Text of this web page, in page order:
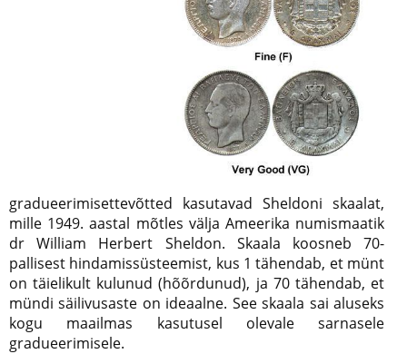
gradueerimisettevõtted kasutavad Sheldoni skaalat,
mille 1949. aastal mõtles välja Ameerika numismaatik
dr William Herbert Sheldon. Skaala koosneb 70-
pallisest hindamissüsteemist, kus 1 tähendab, et münt
on täielikult kulunud (hõõrdunud), ja 70 tähendab, et
mündi säilivusaste on ideaalne. See skaala sai aluseks
kogu maailmas kasutusel olevale sarnasele
gradueerimisele.